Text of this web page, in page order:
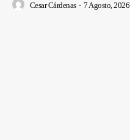
Cesar Cárdenas - 7 Agosto, 2026